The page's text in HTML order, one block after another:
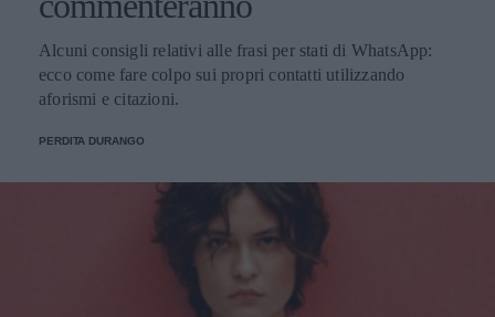
Alcuni consigli relativi alle frasi per stati di WhatsApp:
ecco come fare colpo sui propri contatti utilizzando
aforismi e citazioni.
PERDITA DURANGO